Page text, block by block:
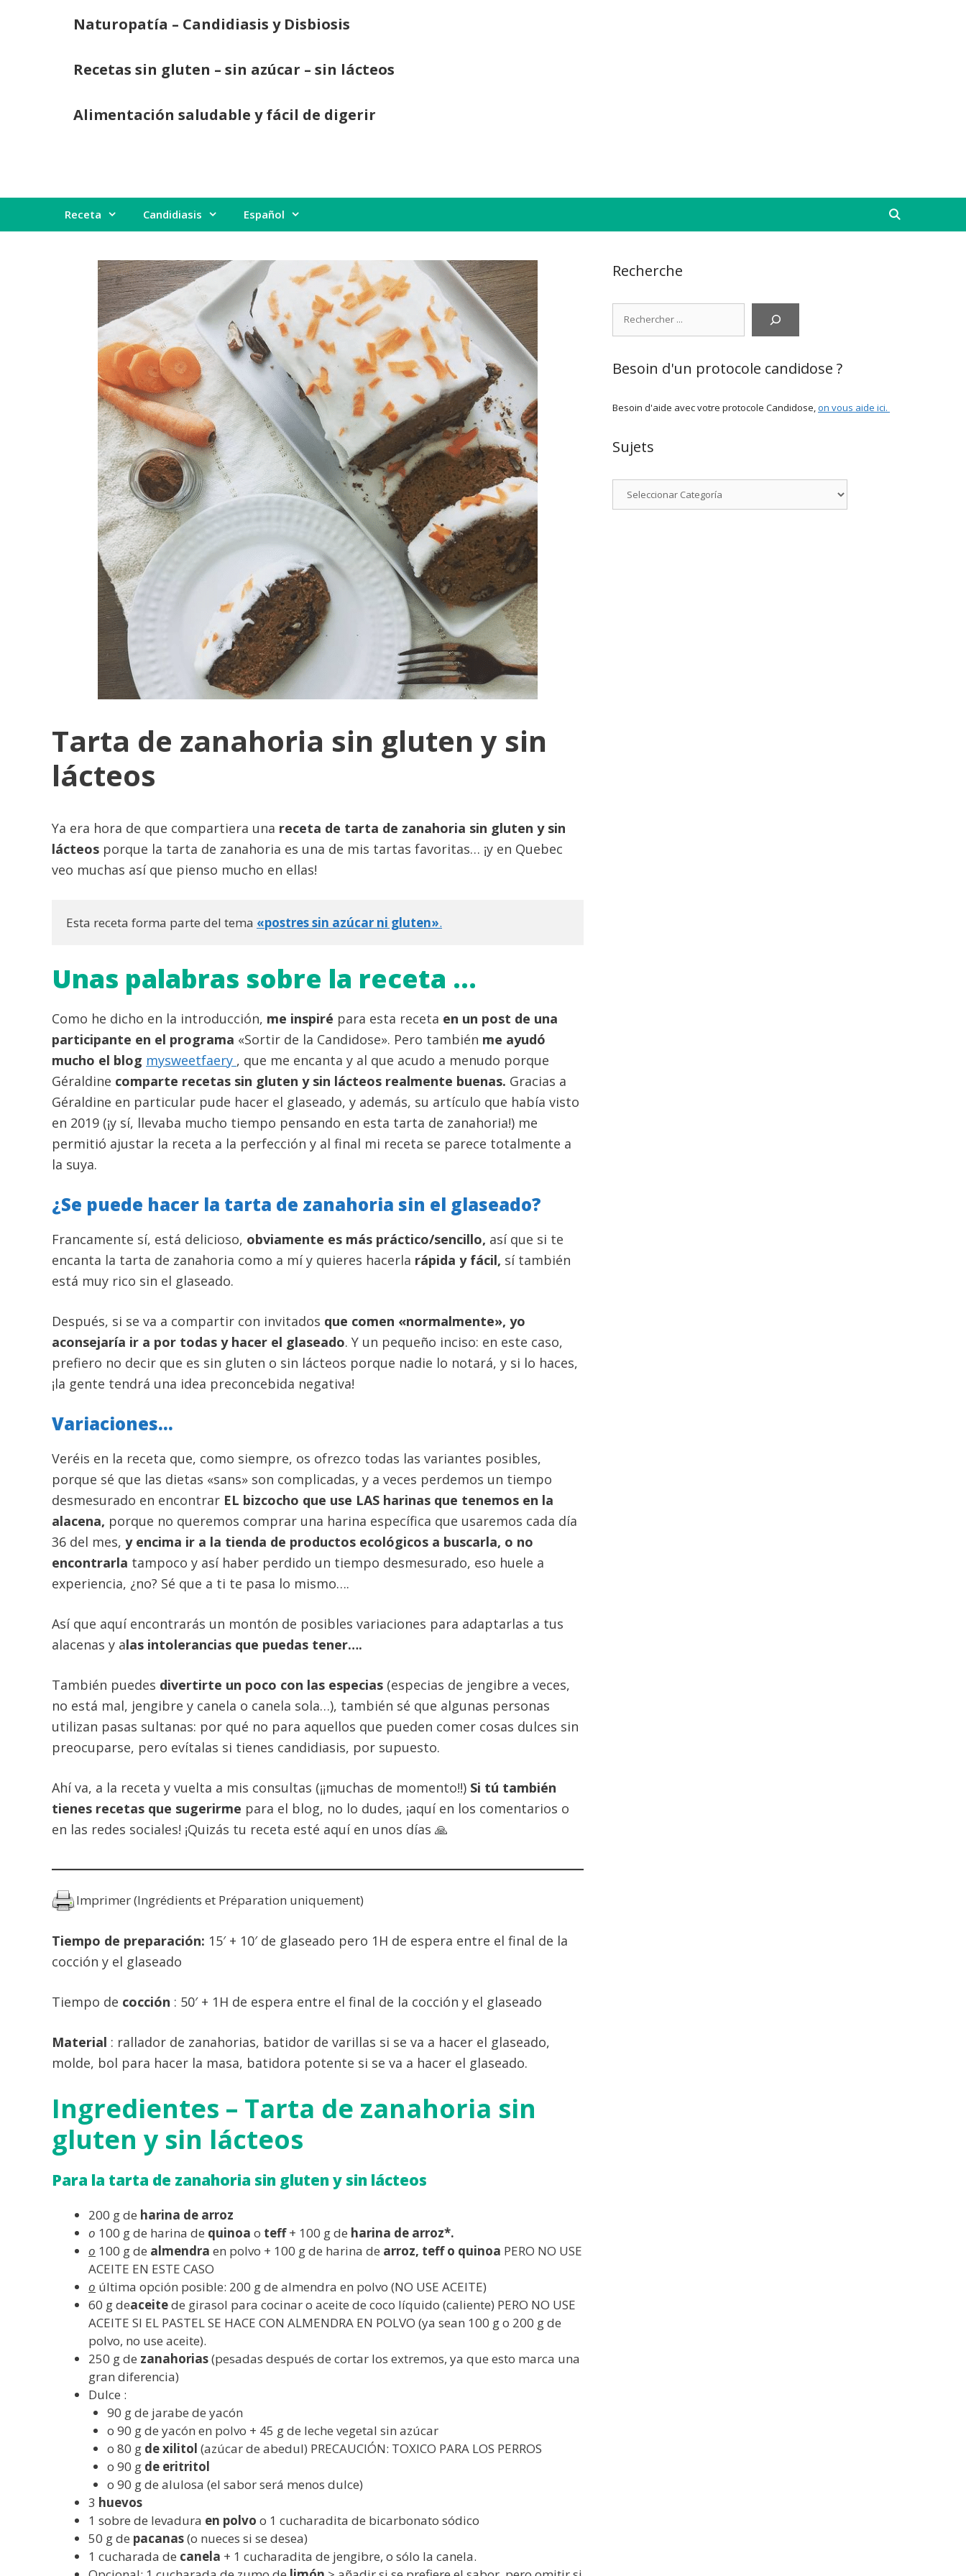
Naturopatía – Candidiasis y Disbiosis
Recetas sin gluten – sin azúcar – sin lácteos
Alimentación saludable y fácil de digerir
Receta Candidiasis Español
Tarta de zanahoria sin gluten y sin
lácteos
Ya era hora de que compartiera una receta de tarta de zanahoria sin gluten y sin
lácteos porque la tarta de zanahoria es una de mis tartas favoritas… ¡y en Quebec
veo muchas así que pienso mucho en ellas!
Esta receta forma parte del tema «postres sin azúcar ni gluten».
Unas palabras sobre la receta …
Como he dicho en la introducción, me inspiré para esta receta en un post de una
participante en el programa «Sortir de la Candidose». Pero también me ayudó
mucho el blog mysweetfaery , que me encanta y al que acudo a menudo porque
Géraldine comparte recetas sin gluten y sin lácteos realmente buenas. Gracias a
Géraldine en particular pude hacer el glaseado, y además, su artículo que había visto
en 2019 (¡y sí, llevaba mucho tiempo pensando en esta tarta de zanahoria!) me
permitió ajustar la receta a la perfección y al final mi receta se parece totalmente a
la suya.
¿Se puede hacer la tarta de zanahoria sin el glaseado?
Francamente sí, está delicioso, obviamente es más práctico/sencillo, así que si te
encanta la tarta de zanahoria como a mí y quieres hacerla rápida y fácil, sí también
está muy rico sin el glaseado.
Después, si se va a compartir con invitados que comen «normalmente», yo
aconsejaría ir a por todas y hacer el glaseado. Y un pequeño inciso: en este caso,
prefiero no decir que es sin gluten o sin lácteos porque nadie lo notará, y si lo haces,
¡la gente tendrá una idea preconcebida negativa!
Variaciones…
Veréis en la receta que, como siempre, os ofrezco todas las variantes posibles,
porque sé que las dietas «sans» son complicadas, y a veces perdemos un tiempo
desmesurado en encontrar EL bizcocho que use LAS harinas que tenemos en la
alacena, porque no queremos comprar una harina específica que usaremos cada día
36 del mes, y encima ir a la tienda de productos ecológicos a buscarla, o no
encontrarla tampoco y así haber perdido un tiempo desmesurado, eso huele a
experiencia, ¿no? Sé que a ti te pasa lo mismo….
Así que aquí encontrarás un montón de posibles variaciones para adaptarlas a tus
alacenas y alas intolerancias que puedas tener….
También puedes divertirte un poco con las especias (especias de jengibre a veces,
no está mal, jengibre y canela o canela sola…), también sé que algunas personas
utilizan pasas sultanas: por qué no para aquellos que pueden comer cosas dulces sin
preocuparse, pero evítalas si tienes candidiasis, por supuesto.
Ahí va, a la receta y vuelta a mis consultas (¡¡muchas de momento!!) Si tú también
tienes recetas que sugerirme para el blog, no lo dudes, ¡aquí en los comentarios o
en las redes sociales! ¡Quizás tu receta esté aquí en unos días 🙏
Imprimer (Ingrédients et Préparation uniquement)
Tiempo de preparación: 15′ + 10′ de glaseado pero 1H de espera entre el final de la
cocción y el glaseado
Tiempo de cocción : 50′ + 1H de espera entre el final de la cocción y el glaseado
Material : rallador de zanahorias, batidor de varillas si se va a hacer el glaseado,
molde, bol para hacer la masa, batidora potente si se va a hacer el glaseado.
Ingredientes – Tarta de zanahoria sin
gluten y sin lácteos
Para la tarta de zanahoria sin gluten y sin lácteos
200 g de harina de arroz
o 100 g de harina de quinoa o teff+ 100 g de harina de arroz*.
o 100 g de almendra en polvo + 100 g de harina de arroz, teff o quinoa PERO NO USE
ACEITE EN ESTE CASO
o última opción posible: 200 g de almendra en polvo (NO USE ACEITE)
60 g deaceitede girasol para cocinar o aceite de coco líquido (caliente) PERO NO USE
ACEITE SI EL PASTEL SE HACE CON ALMENDRA EN POLVO (ya sean 100 g o 200 g de
polvo, no use aceite).
250 g de zanahorias(pesadas después de cortar los extremos, ya que esto marca una
gran diferencia)
Dulce :
90 g de jarabe de yacón
o 90 g de yacón en polvo + 45 g de leche vegetal sin azúcar
o 80 g de xilitol (azúcar de abedul) PRECAUCIÓN: TOXICO PARA LOS PERROS
o 90 g de eritritol
o 90 g de alulosa (el sabor será menos dulce)
3 huevos
1 sobre de levadura en polvo o 1 cucharadita de bicarbonato sódico
50 g de pacanas(o nueces si se desea)
1 cucharada de canela + 1 cucharadita de jengibre, o sólo la canela.
Recherche
Besoin d'un protocole candidose ?
Besoin d'aide avec votre protocole Candidose, on vous aide ici.
Sujets